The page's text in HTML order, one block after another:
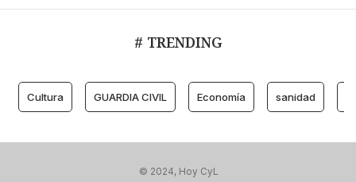
# TRENDING
Cultura GUARDIA CIVIL Economía sanidad
© 2024, Hoy CyL